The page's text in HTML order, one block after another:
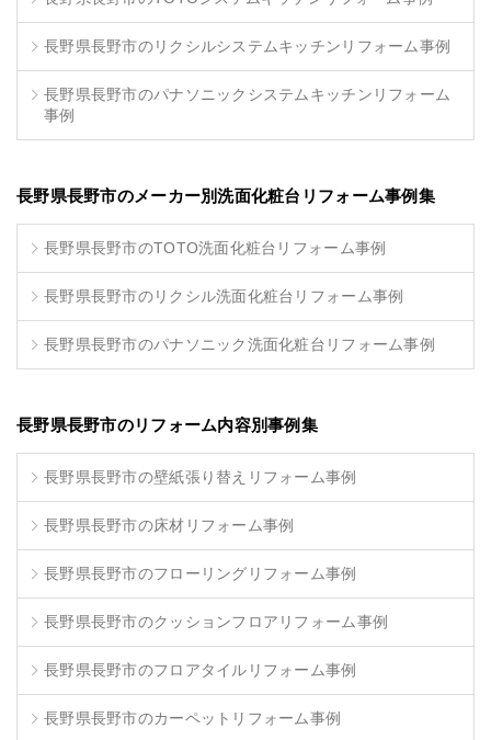
長野県長野市のリクシルシステムキッチンリフォーム事例
長野県長野市のパナソニックシステムキッチンリフォーム
事例
長野県長野市のメーカー別洗面化粧台リフォーム事例集
長野県長野市のTOTO洗面化粧台リフォーム事例
長野県長野市のリクシル洗面化粧台リフォーム事例
長野県長野市のパナソニック洗面化粧台リフォーム事例
長野県長野市のリフォーム内容別事例集
長野県長野市の壁紙張り替えリフォーム事例
長野県長野市の床材リフォーム事例
長野県長野市のフローリングリフォーム事例
長野県長野市のクッションフロアリフォーム事例
長野県長野市のフロアタイルリフォーム事例
長野県長野市のカーペットリフォーム事例